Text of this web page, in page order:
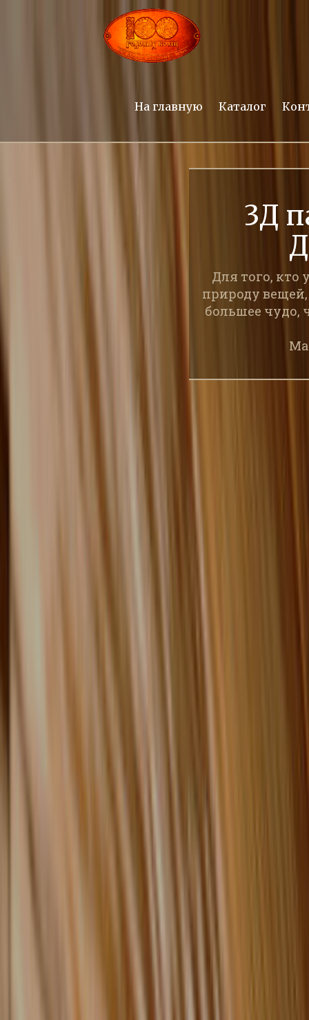
На главную Каталог
3Д
Для того, кто
природу вещей,
большее чудо,